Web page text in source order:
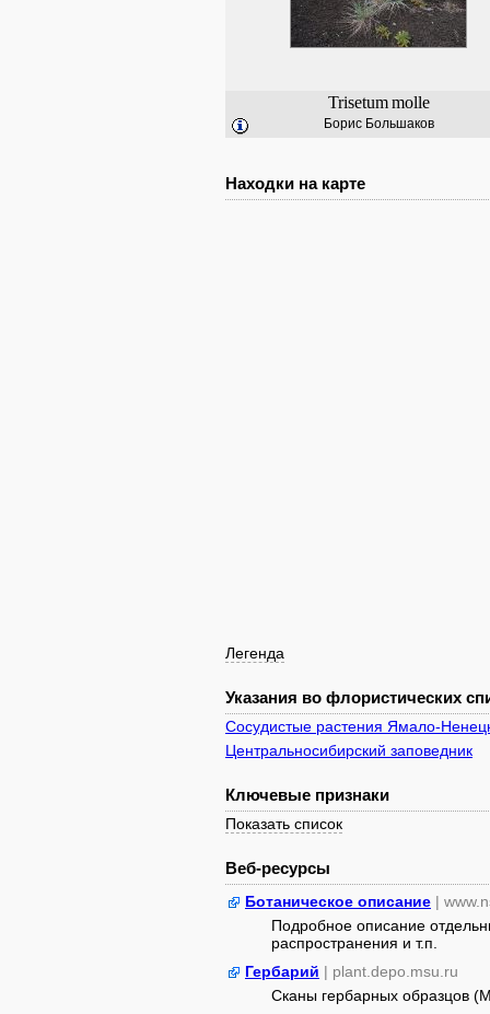
Trisetum molle
Борис Большаков
Находки на карте
Легенда
Указания во флористических
Сосудистые растения Ямало-
Центральносибирский заповедник
Ключевые признаки
Показать список
Веб-ресурсы
Ботаническое описание |
Подробное описание
распространения и т.п.
Гербарий | plant.depo.msu.ru
Сканы гербарных образцов